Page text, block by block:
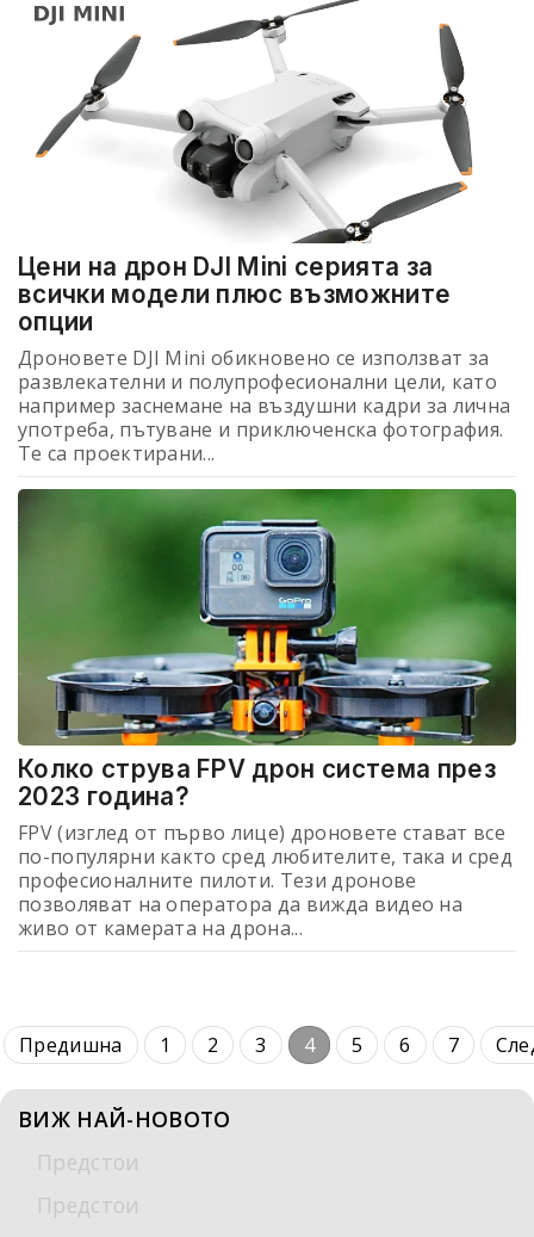
Цени на дрон DJI Mini серията за
всички модели плюс възможните
опции
Дроновете DJI Mini обикновено се използват за
развлекателни и полупрофесионални цели, като
например заснемане на въздушни кадри за лична
употреба, пътуване и приключенска фотография.
Те са проектирани...
Колко струва FPV дрон система през
2023 година?
FPV (изглед от първо лице) дроновете стават все
по-популярни както сред любителите, така и сред
професионалните пилоти. Тези дронове
позволяват на оператора да вижда видео на
живо от камерата на дрона...
Предишна 1 2 3 4 5 6 7
ВИЖ НАЙ-НОВОТО
Предстои
Предстои